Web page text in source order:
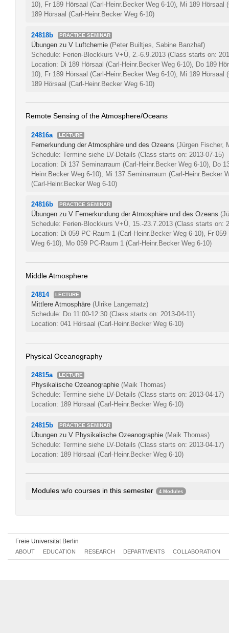
10), Fr 189 Hörsaal (Carl-Heinr.Becker Weg 6-10), Mi 189 Hörsaal
189 Hörsaal (Carl-Heinr.Becker Weg 6-10)
24818b PRACTICE SEMINAR
Übungen zu V Luftchemie (Peter Builtjes, Sabine Banzhaf)
Schedule: Ferien-Blockkurs V+Ü, 2.-6.9.2013 (Class starts on:
Location: Di 189 Hörsaal (Carl-Heinr.Becker Weg 6-10), Do 189
10), Fr 189 Hörsaal (Carl-Heinr.Becker Weg 6-10), Mi 189 Hörsaal
189 Hörsaal (Carl-Heinr.Becker Weg 6-10)
Remote Sensing of the Atmosphere/Oceans
24816a LECTURE
Fernerkundung der Atmosphäre und des Ozeans (Jürgen Fischer,
Schedule: Termine siehe LV-Details (Class starts on: 2013-07-15)
Location: Di 137 Seminarraum (Carl-Heinr.Becker Weg 6-10), Do
Heinr.Becker Weg 6-10), Mi 137 Seminarraum (Carl-Heinr.Becker
(Carl-Heinr.Becker Weg 6-10)
24816b PRACTICE SEMINAR
Übungen zu V Fernerkundung der Atmosphäre und des Ozeans
Schedule: Ferien-Blockkurs V+Ü, 15.-23.7.2013 (Class starts on:
Location: Di 059 PC-Raum 1 (Carl-Heinr.Becker Weg 6-10), Fr
Weg 6-10), Mo 059 PC-Raum 1 (Carl-Heinr.Becker Weg 6-10)
Middle Atmosphere
24814 LECTURE
Mittlere Atmosphäre (Ulrike Langematz)
Schedule: Do 11:00-12:30 (Class starts on: 2013-04-11)
Location: 041 Hörsaal (Carl-Heinr.Becker Weg 6-10)
Physical Oceanography
24815a LECTURE
Physikalische Ozeanographie (Maik Thomas)
Schedule: Termine siehe LV-Details (Class starts on: 2013-04-17)
Location: 189 Hörsaal (Carl-Heinr.Becker Weg 6-10)
24815b PRACTICE SEMINAR
Übungen zu V Physikalische Ozeanographie (Maik Thomas)
Schedule: Termine siehe LV-Details (Class starts on: 2013-04-17)
Location: 189 Hörsaal (Carl-Heinr.Becker Weg 6-10)
Modules w/o courses in this semester 4 Modules
Diagnosis for Weather and Climate 339aA3.1
Satellite Meteorology
Freie Universität Berlin
ABOUT EDUCATION RESEARCH DEPARTMENTS COLLABORATION